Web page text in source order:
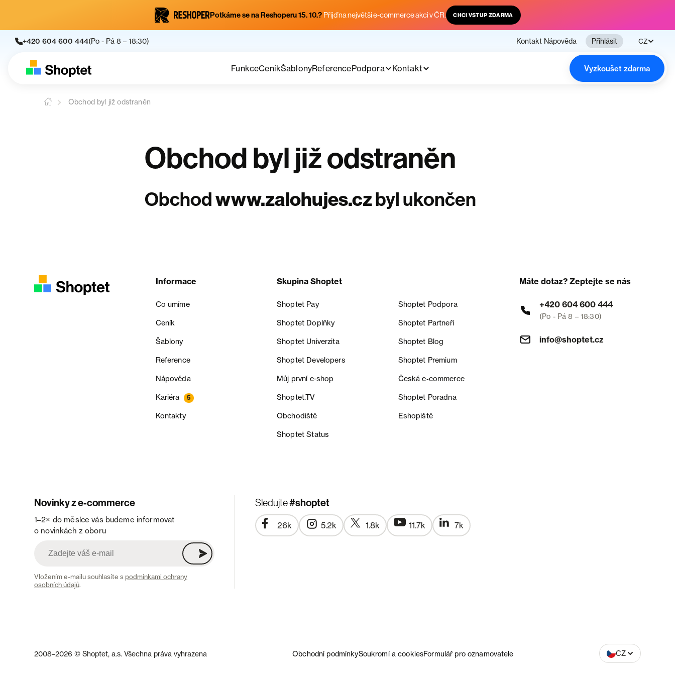
Potkáme se na Reshoperu 15. 10.? Přijď na největší e-commerce akci v ČR. CHCI VSTUP ZDARMA
+420 604 600 444(Po - Pá 8 – 18:30) Kontakt Nápověda Přihlásit CZ
FunkceCeníkŠablonyReferencePodpora Kontakt Vyzkoušet zdarma
Obchod byl již odstraněn
Obchod byl již odstraněn
Obchodwww.zalohujes.czbyl ukončen
Informace
Co umíme
Ceník
Šablony
Reference
Nápověda
Kariéra 5
Kontakty
Skupina Shoptet
Shoptet Pay Shoptet Podpora
Shoptet Doplňky Shoptet Partneři
Shoptet Univerzita Shoptet Blog
Shoptet Developers Shoptet Premium
Můj první e-shop Česká e‑commerce
Shoptet.TV Shoptet Poradna
Obchodiště Eshopiště
Shoptet Status
Máte dotaz? Zeptejte se nás
+420 604 600 444
(Po - Pá 8 – 18:30)
info@shoptet.cz
Novinky z e-commerce
1–2× do měsíce vás budeme informovat
o novinkách z oboru
Vložením e-mailu souhlasíte spodmínkami ochrany
osobních údajů.
Sledujte#shoptet
26k 5.2k 1.8k 11.7k 7k
2008–2026 © Shoptet, a.s. Všechna práva vyhrazena Obchodní podmínkySoukromí a cookiesFormulář pro oznamovatele CZ